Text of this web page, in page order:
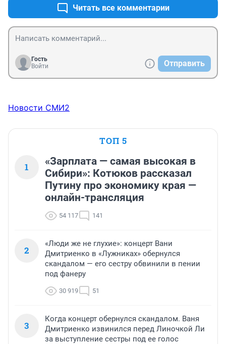
Читать все комментарии
Гость
Войти
Отправить
Новости СМИ2
ТОП 5
1
«Зарплата — самая высокая в
Сибири»: Котюков рассказал
Путину про экономику края —
онлайн-трансляция
54 117 141
2
«Люди же не глухие»: концерт Вани
Дмитриенко в «Лужниках» обернулся
скандалом — его сестру обвинили в пении
под фанеру
30 919 51
3
Когда концерт обернулся скандалом. Ваня
Дмитриенко извинился перед Линочкой Ли
за выступление сестры под ее голос